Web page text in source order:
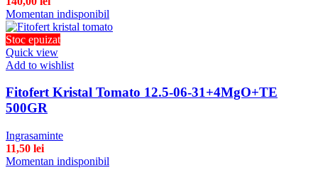
Momentan indisponibil
Stoc epuizat
Quick view
Add to wishlist
Fitofert Kristal Tomato 12.5-06-31+4MgO+TE
500GR
Ingrasaminte
11,50 lei
Momentan indisponibil